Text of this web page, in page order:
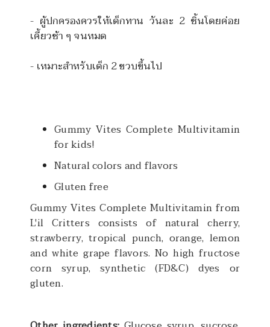
- ผู้ปกครองควรให้เด็กทาน วันละ 2ชิ้นโดยค่อย
เคี้ยวช้า ๆ จนหมด
- เหมาะสำหรับเด็ก 2ขวบขึ้นไป
Gummy Vites Complete Multivitamin
for kids!
Natural colors and flavors
Gluten free
Gummy Vites Complete Multivitamin from
L'il Critters consists of natural cherry,
strawberry, tropical punch, orange, lemon
and white grape flavors. No high fructose
corn syrup, synthetic (FD&C) dyes or
gluten.